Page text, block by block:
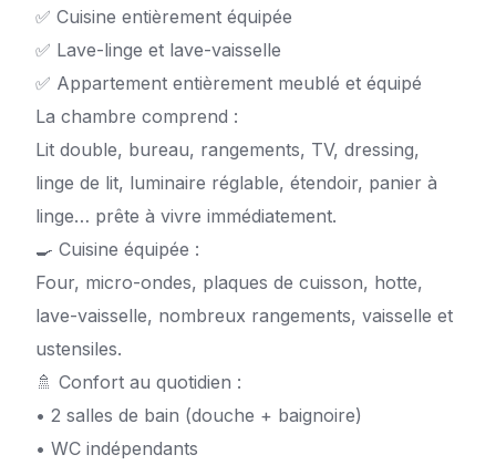
✅ Cuisine entièrement équipée
✅ Lave-linge et lave-vaisselle
✅ Appartement entièrement meublé et équipé
La chambre comprend :
Lit double, bureau, rangements, TV, dressing,
linge de lit, luminaire réglable, étendoir, panier à
linge… prête à vivre immédiatement.
🍳 Cuisine équipée :
Four, micro-ondes, plaques de cuisson, hotte,
lave-vaisselle, nombreux rangements, vaisselle et
ustensiles.
🚿 Confort au quotidien :
• 2 salles de bain (douche + baignoire)
• WC indépendants